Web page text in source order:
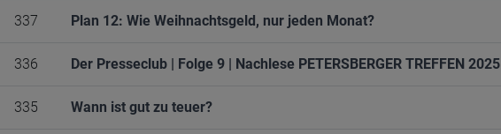
337 Plan 12: Wie Weihnachtsgeld, nur jeden Monat?
336 Der Presseclub | Folge 9 | Nachlese PETERSBERGER TREFFEN 2025
335 Wann ist gut zu teuer?